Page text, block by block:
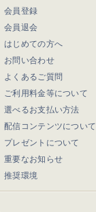
会員登録
会員退会
はじめての方へ
お問い合わせ
よくあるご質問
ご利用料金等について
選べるお支払い方法
配信コンテンツについて
プレゼントについて
重要なお知らせ
推奨環境